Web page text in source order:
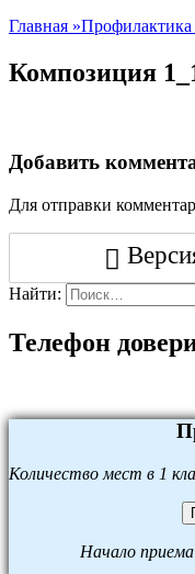
Главная »
Композиция
Добавить
Для отправки
Найти:
Телефон
Количество мест в 1
Начало приема